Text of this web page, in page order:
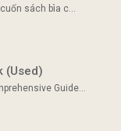
sách bìa c...
(Used)
Guide...